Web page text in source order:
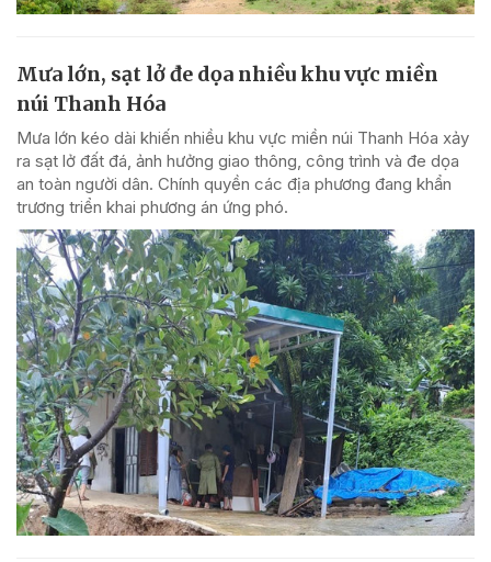
Mưa lớn, sạt lở đe dọa nhiều khu vực miền
núi Thanh Hóa
Mưa lớn kéo dài khiến nhiều khu vực miền núi Thanh Hóa xảy
ra sạt lở đất đá, ảnh hưởng giao thông, công trình và đe dọa
an toàn người dân. Chính quyền các địa phương đang khẩn
trương triển khai phương án ứng phó.